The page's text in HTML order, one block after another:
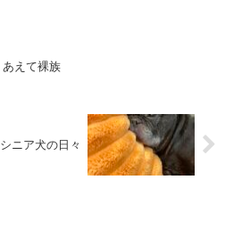
あえて裸族
シニア犬の日々